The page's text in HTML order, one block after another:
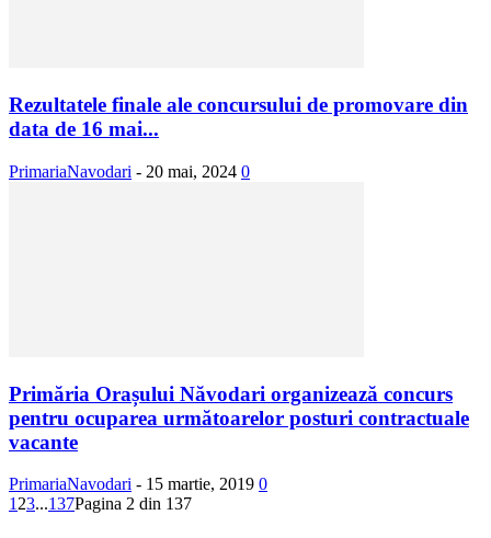
Rezultatele finale ale concursului de promovare din
data de 16 mai...
PrimariaNavodari - 20 mai, 2024 0
Primăria Orașului Năvodari organizează concurs
pentru ocuparea următoarelor posturi contractuale
vacante
PrimariaNavodari - 15 martie, 2019 0
1 23...137Pagina 2 din 137